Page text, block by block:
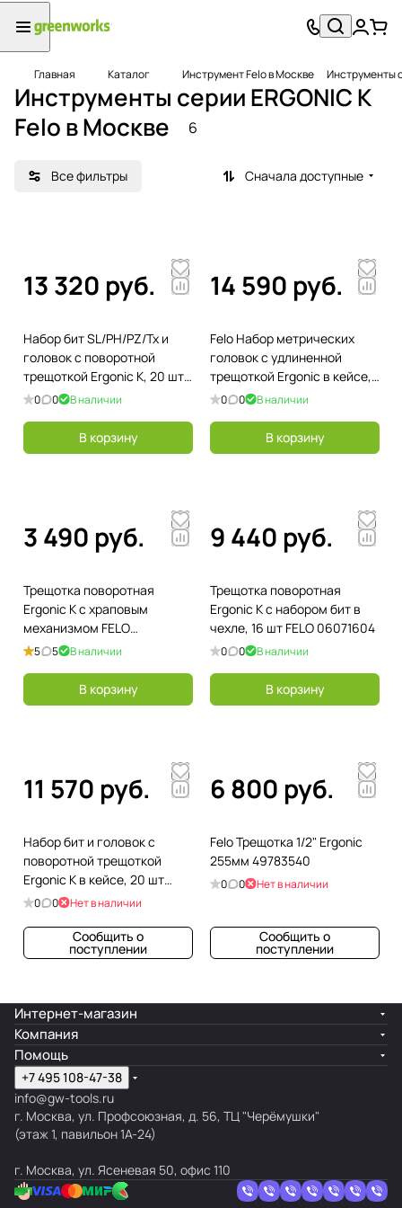
Главная Каталог Инструмент Felo в Москве Инструменты
Инструменты серии ERGONIC K
Felo в Москве
6
Все фильтры Сначала доступные
13 320 руб.
Набор бит SL/PH/PZ/Tx и
головок с поворотной
трещоткой Ergonic K, 20 шт
FELO 06072006
0 0 В наличии
В корзину
14 590 руб.
Felo Набор метрических
головок с удлиненной
трещоткой Ergonic в кейсе,
13шт 05681318
0 0 В наличии
В корзину
3 490 руб.
Трещотка поворотная
Ergonic K с храповым
механизмом FELO
43899940
5 5 В наличии
В корзину
9 440 руб.
Трещотка поворотная
Ergonic K с набором бит в
чехле, 16 шт FELO 06071604
0 0 В наличии
В корзину
11 570 руб.
Набор бит и головок с
поворотной трещоткой
Ergonic K в кейсе, 20 шт
FELO 06072056
0 0 Нет в наличии
Сообщить о
поступлении
6 800 руб.
Felo Трещотка 1/2" Ergonic
255мм 49783540
0 0 Нет в наличии
Сообщить о
поступлении
Интернет-магазин
Компания
Помощь
+7 495 108-47-38
info@gw-tools.ru
г. Москва, ул. Профсоюзная, д. 56, ТЦ "Черёмушки"
(этаж 1, павильон 1А-24)
г. Москва, ул. Ясеневая 50, офис 110